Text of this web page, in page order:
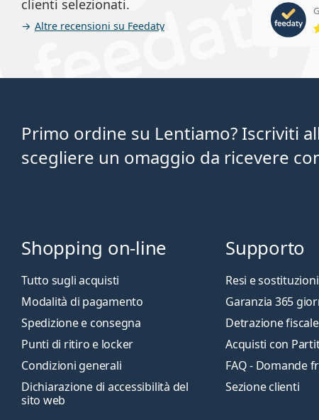
clienti selezionati.
Altre recensioni su Feedaty
Primo ordine su Lentiamo? Iscriviti
scegliere un omaggio da ricevere
Shopping on-line
Tutto sugli acquisti
Modalità di pagamento
Spedizione e consegna
Punti di ritiro e locker
Condizioni generali
Dichiarazione di accessibilità del
sito web
Supporto
Resi e sostituzioni
Garanzia 365
Detrazione fiscale
Acquisti con
FAQ - Domande
Sezione clienti